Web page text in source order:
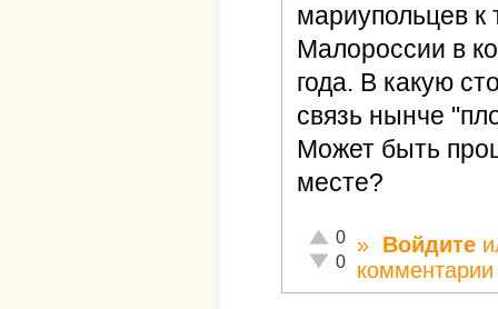
мариупольцев к
Малороссии в
года. В какую
связь нынче
Может быть
месте?
Отлично!
0
Неадекватно!
0
» Войдите
комментарии